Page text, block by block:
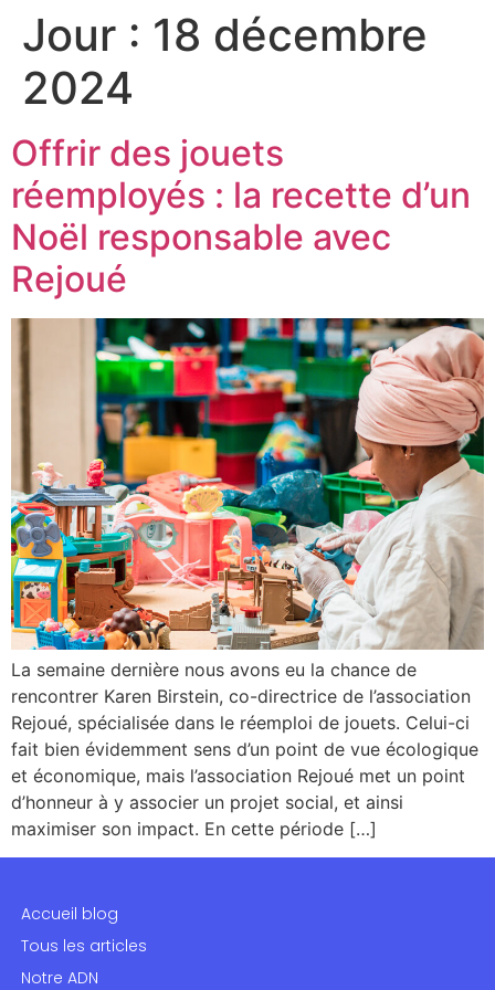
Jour : 18 décembre
2024
Offrir des jouets
réemployés : la recette d’un
Noël responsable avec
Rejoué
La semaine dernière nous avons eu la chance de
rencontrer Karen Birstein, co-directrice de l’association
Rejoué, spécialisée dans le réemploi de jouets. Celui-ci
fait bien évidemment sens d’un point de vue écologique
et économique, mais l’association Rejoué met un point
d’honneur à y associer un projet social, et ainsi
maximiser son impact. En cette période […]
Accueil blog
Tous les articles
Notre ADN